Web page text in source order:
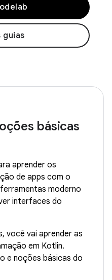
guias
básicas
aprender os
de apps com o
moderno
interfaces do
você vai aprender as
em Kotlin.
e noções básicas do